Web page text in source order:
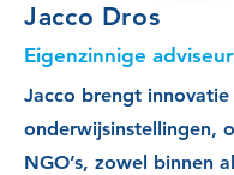
Jacco Dros
Eigenzinnige
Jacco brengt
onderwijsinstellingen,
NGO’s, zowel binnen